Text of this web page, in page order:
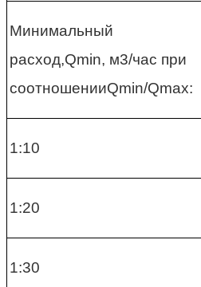
Минимальный
расход,Qmin, м3/час при
соотношенииQmin/Qmax:
1:10
1:20
1:30